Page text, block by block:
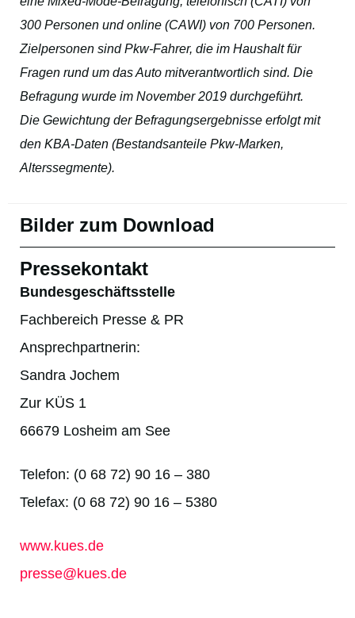
300 Personen und online (CAWI) von 700 Personen.
Zielpersonen sind Pkw-Fahrer, die im Haushalt für
Fragen rund um das Auto mitverantwortlich sind. Die
Befragung wurde im November 2019 durchgeführt.
Die Gewichtung der Befragungsergebnisse erfolgt mit
den KBA-Daten (Bestandsanteile Pkw-Marken,
Alterssegmente).
Bilder zum Download
Pressekontakt
Bundesgeschäftsstelle
Fachbereich Presse & PR
Ansprechpartnerin:
Sandra Jochem
Zur KÜS 1
66679 Losheim am See
Telefon: (0 68 72) 90 16 – 380
Telefax: (0 68 72) 90 16 – 5380
www.kues.de
presse@kues.de